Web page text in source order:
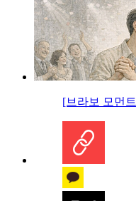
[브라보 모먼